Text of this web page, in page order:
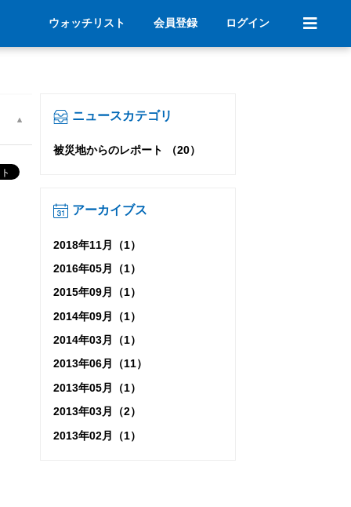
ウォッチリスト 会員登録 ログイン
ニュースカテゴリ
被災地からのレポート （20）
アーカイブス
2018年11月（1）
2016年05月（1）
2015年09月（1）
2014年09月（1）
2014年03月（1）
2013年06月（11）
2013年05月（1）
2013年03月（2）
2013年02月（1）